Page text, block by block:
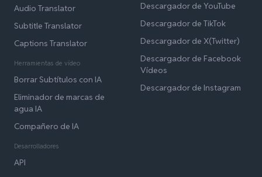
Audio Translator
Subtitle Translator
Captions Translator
Herramientas de vídeo
Borrar Subtítulos con IA
Eliminador de marcas de
agua IA
Compañero de IA
Desarrolladores
API
Descargador de YouTube
Descargador de TikTok
Descargador de X(Twitter)
Descargador de Facebook
Vídeos
Descargador de Instagram